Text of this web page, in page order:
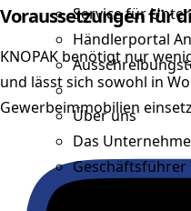
Service für
Händlerportal
Über uns
Das
Geschäftsführer
Voraussetzungen für
KNOPAK benötigt nur
und lässt sich sowohl in
Gewerbeimmobilien